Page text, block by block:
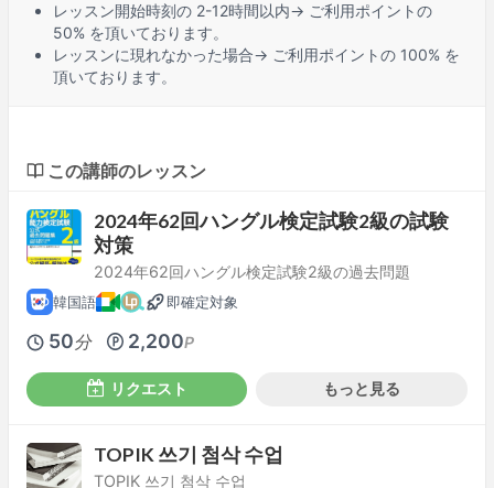
レッスン開始時刻の 2-12時間以内→ ご利用ポイントの
50% を頂いております。
レッスンに現れなかった場合→ ご利用ポイントの 100% を
頂いております。
この講師のレッスン
2024年62回ハングル検定試験2級の試験
対策
2024年62回ハングル検定試験2級の過去問題
韓国語 即確定対象
50分 2,200P
リクエスト もっと見る
TOPIK 쓰기 첨삭 수업
TOPIK 쓰기 첨삭 수업